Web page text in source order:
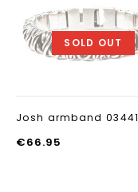
SOLD OUT
Josh armband 03441
€66.95